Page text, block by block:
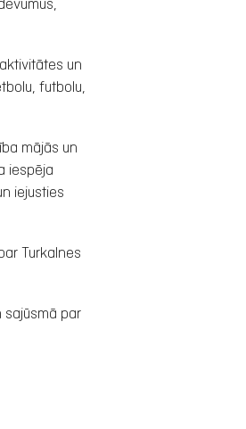
un
futbolu,
mājās un
iespēja
iejusties
Turkalnes
sajūsmā par